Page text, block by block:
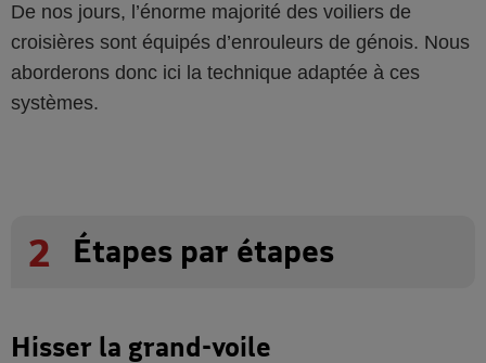
De nos jours, l’énorme majorité des voiliers de
croisières sont équipés d’enrouleurs de génois. Nous
aborderons donc ici la technique adaptée à ces
systèmes.
2 Étapes par étapes
Hisser la grand-voile